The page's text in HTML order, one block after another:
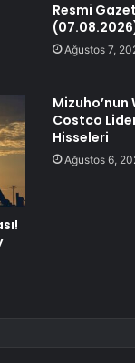
Resmi
Ağustos 7,
Costco
Hisseleri
Ağustos 6,